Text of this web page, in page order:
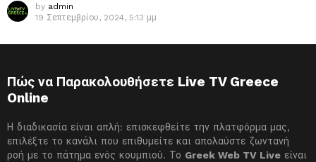
by admin
19 Σεπτεμβρίου, 2024, 5:13 μμ
Πώς να Παρακολουθήσετε Live TV Greece
Online
Η διαδικασία είναι απλή: επισκεφθείτε την πλατφόρμα μας,
επιλέξτε το κανάλι που επιθυμείτε και απολαύστε ζωντανή
ροή με το πάτημα ενός κουμπιού. Το Greek Web TV Live είναι